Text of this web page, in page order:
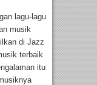
lagu-lagu
musik
di Jazz
terbaik
itu